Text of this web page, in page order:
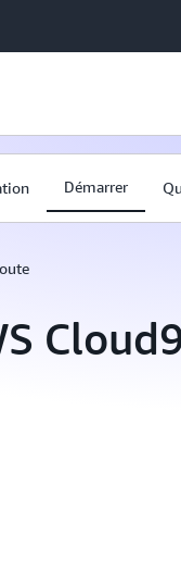
Démarrer